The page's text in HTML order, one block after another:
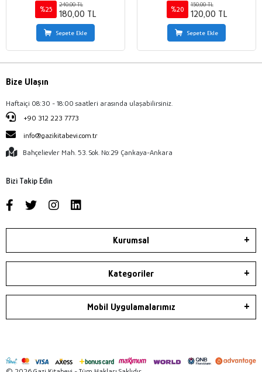
%25
240,00 TL
180,00 TL
Sepete Ekle
%20
150,00 TL
120,00 TL
Sepete Ekle
Bize Ulaşın
Haftaiçi 08:30 - 18:00 saatleri arasında ulaşabilirsiniz.
+90 312 223 7773
info@gazikitabevi.com.tr
Bahçelievler Mah. 53. Sok. No:29 Çankaya-Ankara
Bizi Takip Edin
Kurumsal
Kategoriler
Mobil Uygulamalarımız